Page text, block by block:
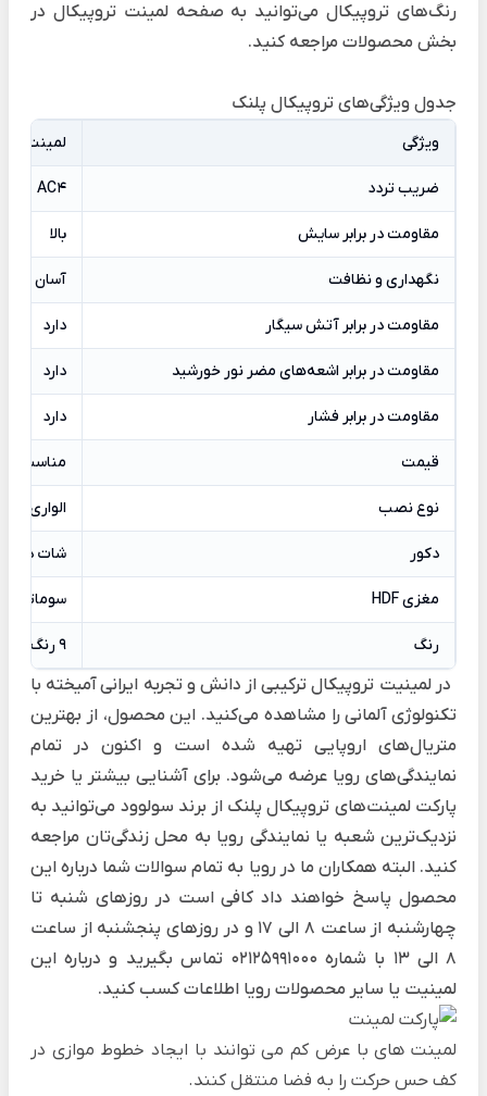
رنگ‌های تروپیکال می‌توانید به صفحه لمینت تروپیکال در
بخش محصولات مراجعه کنید.
جدول ویژگی‌های تروپیکال پلنک
ویژگی لمینت Tropical Planck
ضریب تردد AC4
مقاومت در برابر سایش بالا
نگهداری ونظافت آسان
مقاومت در برابر آتش سیگار دارد
مقاومت در برابر اشعه‌های مضر نور خورشید دارد
مقاومت در برابر فشار دارد
قیمت مناسب‌تر
نوع نصب الواری
دکور شات دکور
مغزی HDF سوماترا
رنگ 9 رنگ متنوع
در لمینیت تروپیکال ترکیبی از دانش و تجربه ایرانی آمیخته با
تکنولوژی آلمانی را مشاهده می‌کنید. این محصول، از بهترین
متریال‌های اروپایی تهیه شده است و اکنون در تمام
نمایندگی‌های رویا عرضه می‌شود. برای آشنایی بیشتر یا خرید
پارکت لمینت‌های تروپیکال پلنک از برند سولوود می‌توانید به
نزدیک‌ترین شعبه یا نمایندگی رویا به محل زندگی‌تان مراجعه
کنید. البته همکاران ما در رویا به تمام سوالات شما درباره این
محصول پاسخ خواهند داد کافی است در روزهای شنبه تا
چهارشنبه از ساعت 8 الی 17 و در روزهای پنجشنبه از ساعت
8 الی 13 با شماره 02125991000 تماس بگیرید و درباره این
لمینیت یا سایر محصولات رویا اطلاعات کسب کنید.
لمینت های با عرض کم می توانند با ایجاد خطوط موازی در
کف حس حرکت را به فضا منتقل کنند.